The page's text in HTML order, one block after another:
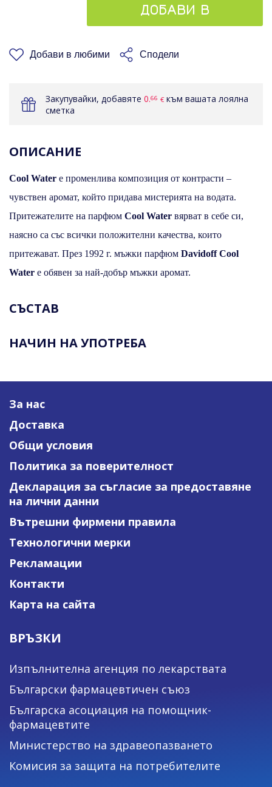
ДОБАВИ В
КОШНИЦАТА
Добави в любими Сподели
Закупувайки, добавяте 0.66 € към вашата лоялна
сметка
ОПИСАНИЕ
Cool Water е променлива композиция от контрасти –
чувствен аромат, който придава мистерията на водата.
Притежателите на парфюм Cool Water вярват в себе си,
наясно са със всички положителни качества, които
притежават. През 1992 г. мъжки парфюм Davidoff Cool
Water е обявен за най-добър мъжки аромат.
СЪСТАВ
НАЧИН НА УПОТРЕБА
За нас
Доставка
Общи условия
Политика за поверителност
Декларация за съгласие за предоставяне
на лични данни
Вътрешни фирмени правила
Технологични мерки
Рекламации
Контакти
Карта на сайта
ВРЪЗКИ
Изпълнителна агенция по лекарствата
Български фармацевтичен съюз
Българска асоциация на помощник-
фармацевтите
Министерство на здравеопазването
Комисия за защита на потребителите